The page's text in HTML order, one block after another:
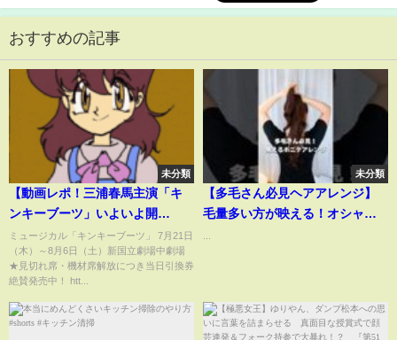
おすすめの記事
未分類
【動画レポ！三浦春馬主演「キ
ンキーブーツ」いよいよ開
幕！】
ミュージカル「キンキーブーツ」 7月21日
（木）～8月6日（土）新国立劇場中劇場
★見切れ席・機材席解放につき当日引換券
絶賛発売中！ htt...
未分類
【多毛さん必見ヘアアレンジ】
毛量多い方が映える！オシャレ